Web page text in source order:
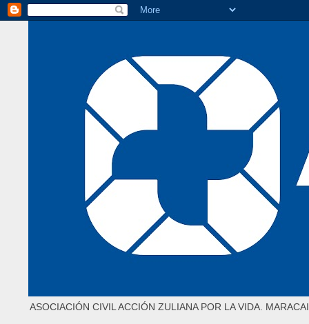
ASOCIACIÓN CIVIL ACCIÓN ZULIANA POR LA VIDA.